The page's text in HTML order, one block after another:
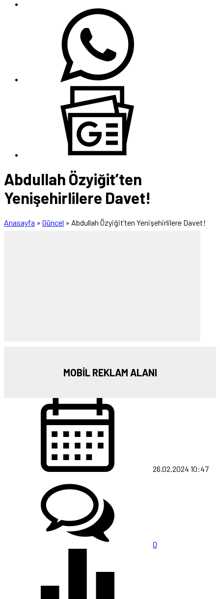
Abdullah Özyiğit’ten
Yenişehirlilere Davet!
Anasayfa » Güncel » Abdullah Özyiğit’ten Yenişehirlilere Davet!
MOBİL REKLAM ALANI
26.02.2024 10:47
0